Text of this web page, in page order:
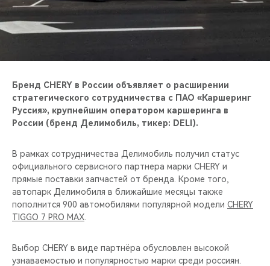
CHERY CONNECT
НАШИ МЕРОПРИЯТИЯ
Бренд CHERY в России объявляет о расширении
стратегического сотрудничества с ПАО «Каршеринг
Руссия», крупнейшим оператором каршеринга в
России (бренд Делимобиль, тикер: DELI).
В рамках сотрудничества Делимобиль получил статус
официального сервисного партнера марки CHERY и
прямые поставки запчастей от бренда. Кроме того,
автопарк Делимобиля в ближайшие месяцы также
пополнится 900 автомобилями популярной модели CHERY
TIGGO 7 PRO MAX
Выбор CHERY в виде партнёра обусловлен высокой
узнаваемостью и популярностью марки среди россиян.